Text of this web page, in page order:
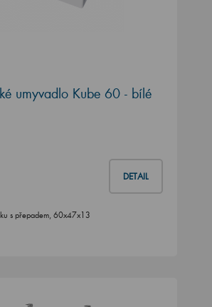
umyvadlo Kube 60 - bílé
DETAIL
s přepadem, 60x47x13